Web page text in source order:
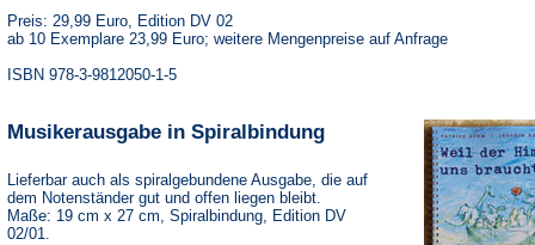
Preis: 29,99 Euro, Edition DV 02
ab 10 Exemplare 23,99 Euro; weitere Mengenpreise auf Anfrage
ISBN 978-3-9812050-1-5
Musikerausgabe in Spiralbindung
Lieferbar auch als spiralgebundene Ausgabe, die auf
dem Notenständer gut und offen liegen bleibt.
Maße: 19 cm x 27 cm, Spiralbindung, Edition DV
02/01.